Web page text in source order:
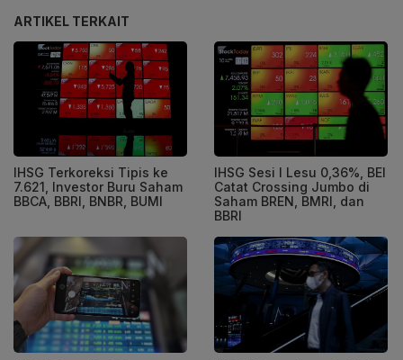
ARTIKEL TERKAIT
IHSG Terkoreksi Tipis ke
7.621, Investor Buru Saham
BBCA, BBRI, BNBR, BUMI
IHSG Sesi I Lesu 0,36%, BEI
Catat Crossing Jumbo di
Saham BREN, BMRI, dan
BBRI